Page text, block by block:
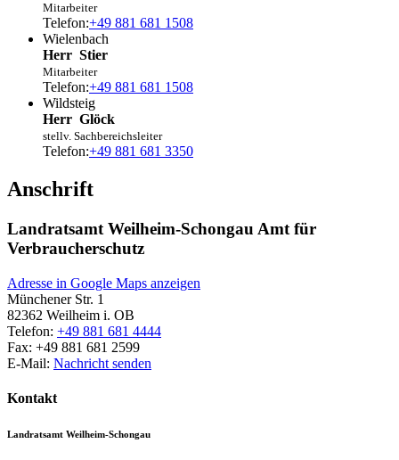
Mitarbeiter
Telefon:+49 881 681 1508
Wielenbach
Herr Stier
Mitarbeiter
Telefon:+49 881 681 1508
Wildsteig
Herr Glöck
stellv. Sachbereichsleiter
Telefon:+49 881 681 3350
Anschrift
Landratsamt Weilheim-Schongau Amt für
Verbraucherschutz
Adresse in Google Maps anzeigen
Münchener Str. 1
82362 Weilheim i. OB
Telefon: +49 881 681 4444
Fax: +49 881 681 2599
E-Mail: Nachricht senden
Kontakt
Landratsamt Weilheim-Schongau